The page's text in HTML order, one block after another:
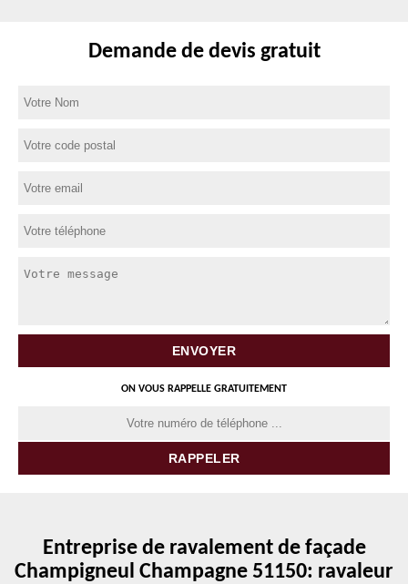
Demande de devis gratuit
ON VOUS RAPPELLE GRATUITEMENT
Entreprise de ravalement de façade
Champigneul Champagne 51150: ravaleur